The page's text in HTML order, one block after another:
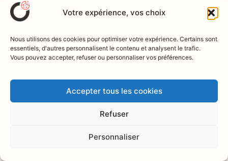
Votre expérience, vos choix
Nous utilisons des cookies pour optimiser votre expérience. Certains sont
essentiels, d'autres personnalisent le contenu et analysent le trafic.
Vous pouvez accepter, refuser ou personnaliser vos préférences.
Accepter tous les cookies
Refuser
Personnaliser